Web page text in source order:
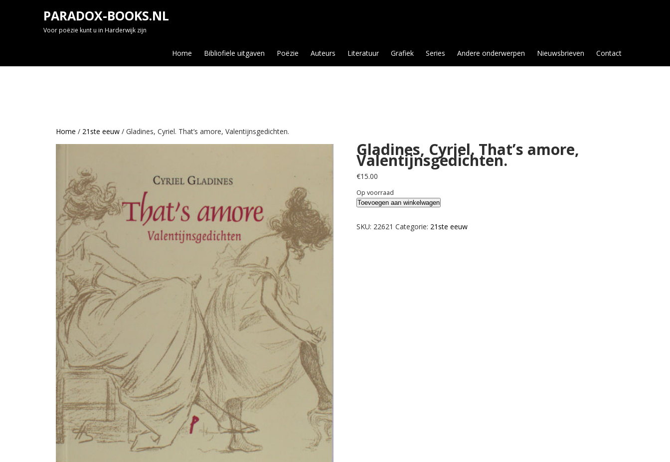
PARADOX-BOOKS.NL
Voor poëzie kunt u in Harderwijk zijn
Home Bibliofiele uitgaven Poëzie Auteurs Literatuur Grafiek Series Andere onderwerpen Nieuwsbrieven Contact
Home / 21ste eeuw / Gladines, Cyriel. That’s amore, Valentijnsgedichten.
Gladines, Cyriel. That’s amore,
Valentijnsgedichten.
€15.00
Op voorraad
Gladines,
That's
Toevoegen aan winkelwagen
SKU: 22621 Categorie: 21ste eeuw